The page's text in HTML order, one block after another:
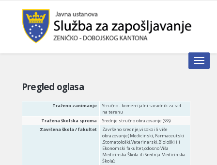
Toggle
Pregled oglasa
Traženo zanimanje
Stručno - komercijalni saradnik za rad
na terenu
Tražena školska sprema
Srednje stručno obrazovanje (SSS)
Završena škola / fakultet
Završeno srednje,visoko ili više
obrazovanje( Medicinski, Farmaceutski
,Stomatološki,Veterinarski,Biološki ili
Ekonomski fakultet,odosno Viša
Medicinska Škola ili Srednja Medicinska
Škola);